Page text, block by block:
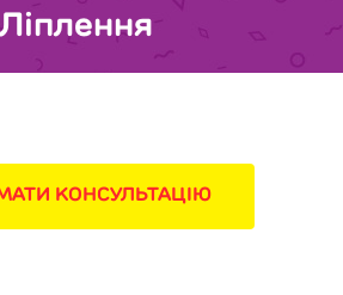
КОНСУЛЬТАЦІЮ